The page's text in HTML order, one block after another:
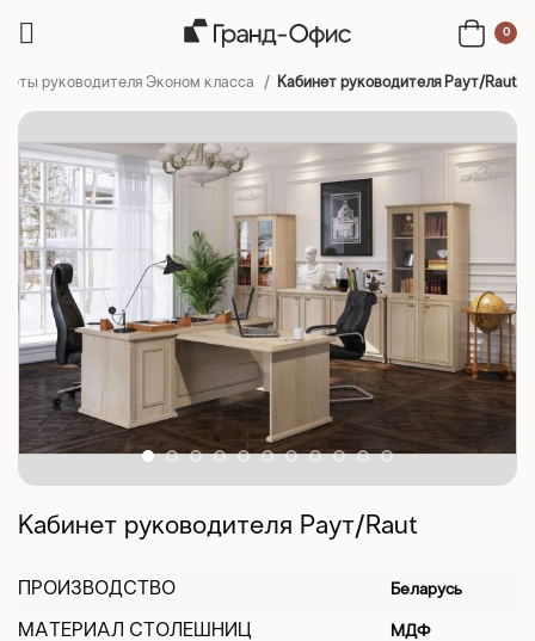
0
руководителя Эконом класса Кабинет руководителя Раут/Raut
Кабинет руководителя Раут/Raut
ПРОИЗВОДСТВО Беларусь
МАТЕРИАЛ СТОЛЕШНИЦ МДФ